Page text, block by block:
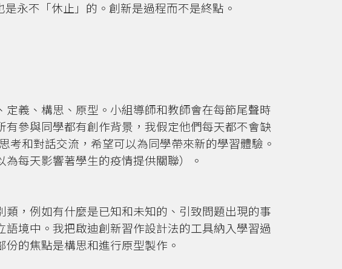
永不「休止」的。創新是過程而不是終點。
義、構思、原型。小組導師和教師會在每節尾聲時
參與同學都有創作背景，我假定他們每天都不會缺
和對話交流，希望可以為同學帶來新的學習體驗。
每天影響著學生的疫情提供關聯）。
，例如有什麼是已知和未知的、引致問題出現的事
境中。我把啟迪創新習作設計法的工具納入學習過
的焦點是構思和進行原型製作。